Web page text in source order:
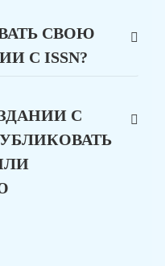
СВОЮ
С ISSN?
С